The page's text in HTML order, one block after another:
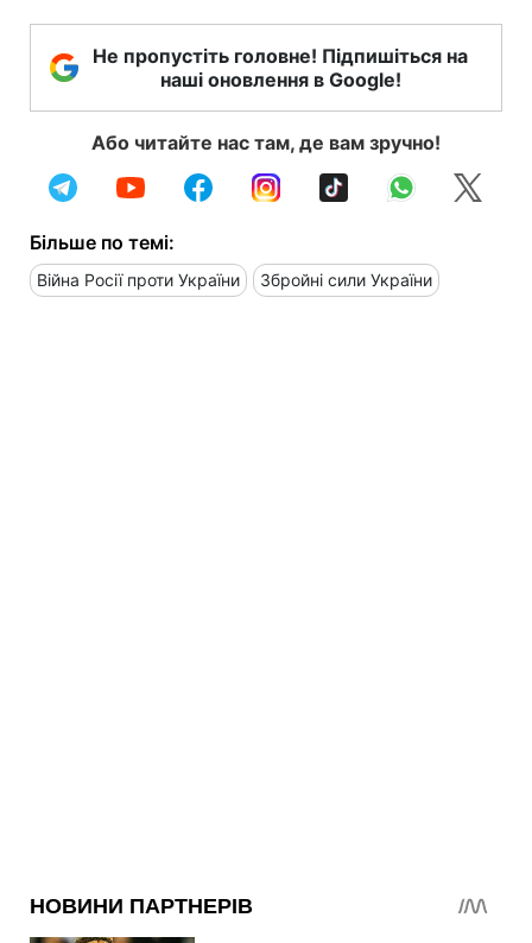
Не пропустіть головне! Підпишіться на
наші оновлення в Google!
Або читайте нас там, де вам зручно!
Більше по темі:
Війна Росії проти України Збройні сили України